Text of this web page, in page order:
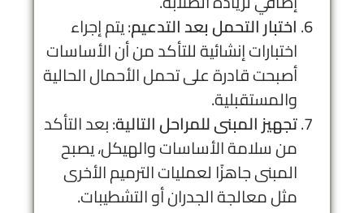
اختبار التحمل بعد التدعيم: يتم إجراء
اختبارات إنشائية للتأكد من أن الأساسات
أصبحت قادرة على تحمل الأحمال الحالية
والمستقبلية.
تجهيز المبنى للمراحل التالية: بعد التأكد
من سلامة الأساسات والهيكل، يصبح
المبنى جاهزًا لعمليات الترميم الأخرى
مثل معالجة الجدران أو التشطيبات.